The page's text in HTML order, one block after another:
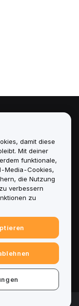
damit diese
Mit deiner
funktionale,
Media-Cookies,
die Nutzung
verbessern
zu